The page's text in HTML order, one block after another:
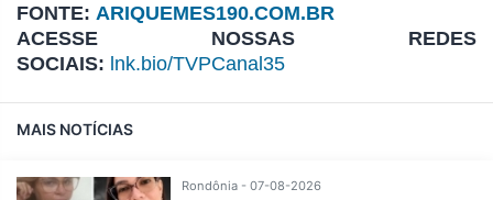
FONTE: ARIQUEMES190.COM.BR
ACESSE NOSSAS REDES
SOCIAIS: lnk.bio/TVPCanal35
MAIS NOTÍCIAS
Rondônia - 07-08-2026